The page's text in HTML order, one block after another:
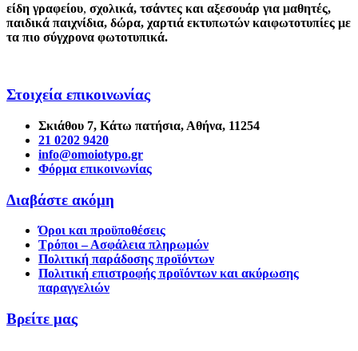
είδη γραφείου, σχολικά, τσάντες και αξεσουάρ για μαθητές,
παιδικά παιχνίδια, δώρα, χαρτιά εκτυπωτών καιφωτοτυπίες με
τα πιο σύγχρονα φωτοτυπικά.
Στοιχεία επικοινωνίας
Σκιάθου 7, Κάτω πατήσια, Αθήνα, 11254
21 0202 9420
info@omoiotypo.gr
Φόρμα επικοινωνίας
Διαβάστε ακόμη
Όροι και προϋποθέσεις
Τρόποι – Ασφάλεια πληρωμών
Πολιτική παράδοσης προϊόντων
Πολιτική επιστροφής προϊόντων και ακύρωσης
παραγγελιών
Βρείτε μας